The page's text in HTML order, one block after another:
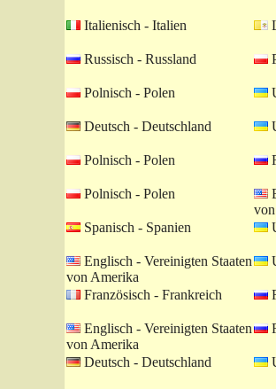
Italienisch - Italien
Russisch - Russland
Polnisch - Polen
Deutsch - Deutschland
Polnisch - Polen
Polnisch - Polen
Spanisch - Spanien
Englisch - Vereinigten Staaten
von Amerika
Französisch - Frankreich
Englisch - Vereinigten Staaten
von Amerika
Deutsch - Deutschland